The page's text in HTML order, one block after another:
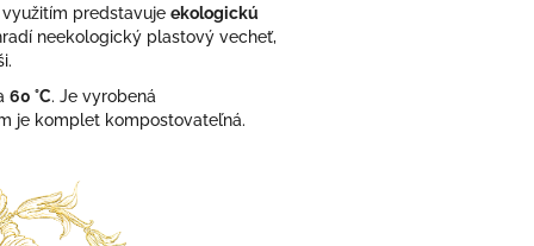
predstavuje ekologickú
neekologický plastový vecheť,
60 °C. Je vyrobená
je komplet kompostovateľná.